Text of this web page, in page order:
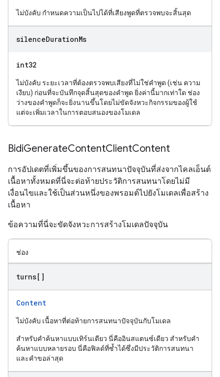
ไม่บังคับ กำหนดความเป็นไปได้ที่เสียงพูดที่ตรวจพบจะสิ้นสุด
silenceDurationMs
int32
ไม่บังคับ ระยะเวลาที่ต้องตรวจพบเสียงที่ไม่ใช่คำพูด (เช่น ความ
เงียบ) ก่อนที่จะบันทึกจุดสิ้นสุดของคำพูด ยิ่งค่านี้มากเท่าใด ช่อง
ว่างของคำพูดก็จะยิ่งนานขึ้นโดยไม่ขัดจังหวะกิจกรรมของผู้ใช้
แต่จะเพิ่มเวลาในการตอบสนองของโมเดล
BidiGenerateContentClientContent
การอัปเดตที่เพิ่มขึ้นของการสนทนาปัจจุบันที่ส่งจากไคลเอ็นต์
เนื้อหาทั้งหมดที่นี่จะต่อท้ายประวัติการสนทนาโดยไม่มี
เงื่อนไขและใช้เป็นส่วนหนึ่งของพรอมต์ไปยังโมเดลเพื่อสร้าง
เนื้อหา
ข้อความที่นี่จะขัดจังหวะการสร้างโมเดลปัจจุบัน
ช่อง
turns[]
Content
ไม่บังคับ เนื้อหาที่ต่อท้ายการสนทนาปัจจุบันกับโมเดล
สำหรับคำค้นหาแบบเทิร์นเดียว นี่คืออินสแตนซ์เดียว สำหรับคำ
ค้นหาแบบหลายรอบ นี่คือฟิลด์ที่ซ้ำได้ซึ่งมีประวัติการสนทนา
และคำขอล่าสุด